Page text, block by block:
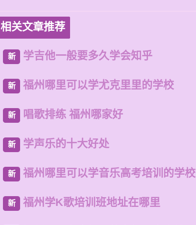
相关文章推荐
新 学吉他一般要多久学会知乎
新 福州哪里可以学尤克里里的学校
新 唱歌排练 福州哪家好
新 学声乐的十大好处
新 福州哪里可以学音乐高考培训的学校
新 福州学K歌培训班地址在哪里